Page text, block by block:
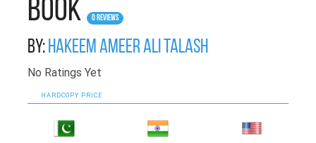
Book
0 Reviews
By:Hakeem Ameer Ali Talash
No Ratings Yet
HARDCOPY PRICE